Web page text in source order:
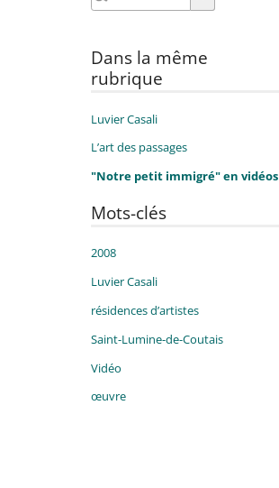
Dans la même
rubrique
Luvier Casali
L’art des passages
"Notre petit immigré" en vidéos
Mots-clés
2008
Luvier Casali
résidences d’artistes
Saint-Lumine-de-Coutais
Vidéo
œuvre